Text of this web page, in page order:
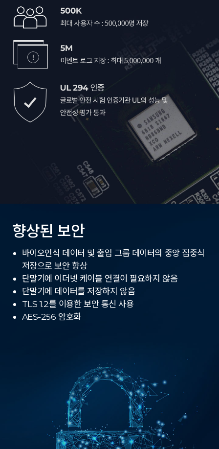
향상된 보안
바이오인식 데이터 및 출입 그룹 데이터의 중앙 집중식
저장으로 보안 향상
단말기에 이더넷 케이블 연결이 필요하지 않음
단말기에 데이터를 저장하지 않음
TLS 1.2를 이용한 보안 통신 사용
AES-256 암호화